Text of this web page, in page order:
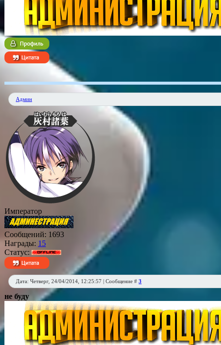
Админ
Император
Сообщений: 1693
Награды: 15
Статус:
Дата: Четверг, 24/04/2014, 12:25:57 | Сообщение # 3
не буду